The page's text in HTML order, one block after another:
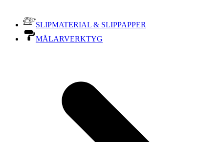
SLIPMATERIAL & SLIPPAPPER
MÅLARVERKTYG